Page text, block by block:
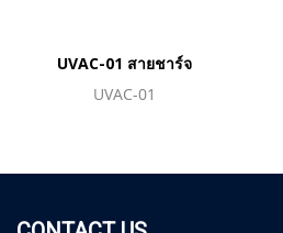
UVAC-01 สายชาร์จ
UVAC-01